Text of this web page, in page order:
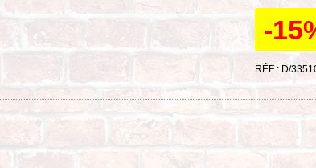
-
RÉF : D/